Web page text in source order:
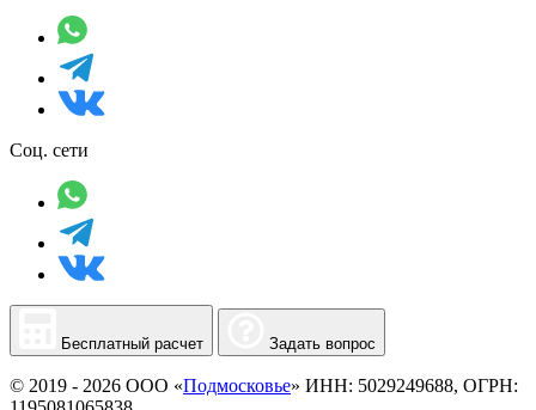
Соц. сети
Бесплатный расчет Задать вопрос
© 2019 - 2026 ООО «Подмосковье» ИНН: 5029249688, ОГРН: